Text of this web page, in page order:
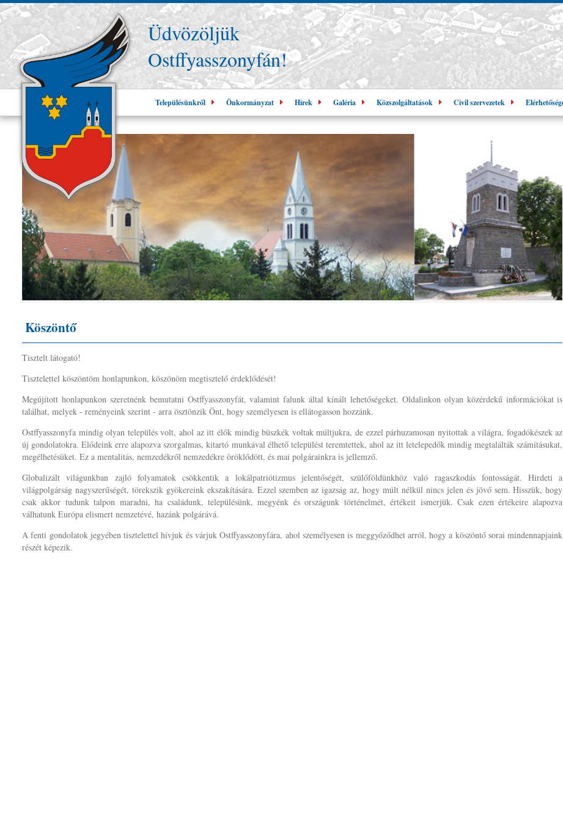
Üdvözöljük
Ostffyasszonyfán!
Településünkről Önkormányzat Hírek Galéria Közszolgáltatások Civil szervezetek
Köszöntő
Tisztelt látogató!
Tisztelettel köszöntöm honlapunkon, köszönöm megtisztelő érdeklődését!
Megújított honlapunkon szeretnénk bemutatni Ostffyasszonyfát, valamint falunk által kínált lehetőségeket. Oldalinkon olyan közérdekű információkat is
találhat, melyek - reményeink szerint - arra ösztönzik Önt, hogy személyesen is ellátogasson hozzánk.
Ostffyasszonyfa mindig olyan település volt, ahol az itt élők mindig büszkék voltak múltjukra, de ezzel párhuzamosan nyitottak a világra, fogadókészek az
új gondolatokra. Elődeink erre alapozva szorgalmas, kitartó munkával élhető települést teremtettek, ahol az itt letelepedők mindig megtalálták számításukat,
megélhetésüket. Ez a mentalitás, nemzedékről nemzedékre öröklődött, és mai polgárainkra is jellemző.
Globalizált világunkban zajló folyamatok csökkentik a lokálpatriótizmus jelentőségét, szülőföldünkhöz való ragaszkodás fontosságát. Hirdeti a
világpolgárság nagyszerűségét, törekszik gyökereink ekszakítására. Ezzel szemben az igazság az, hogy múlt nélkül nincs jelen és jövő sem. Hisszük, hogy
csak akkor tudunk talpon maradni, ha családunk, településünk, megyénk és országunk történelmét, értékeit ismerjük. Csak ezen értékeire alapozva
válhatunk Európa elismert nemzetévé, hazánk polgárává.
A fenti gondolatok jegyében tisztelettel hívjuk és várjuk Ostffyasszonyfára, ahol személyesen is meggyőződhet arról, hogy a köszöntő sorai mindennapjaink
részét képezik.